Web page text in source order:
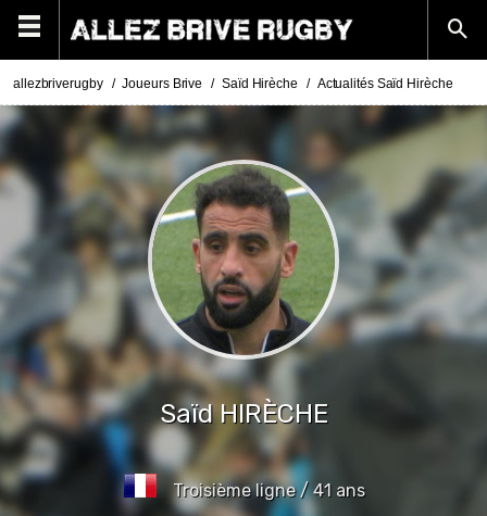
allezbriverugby Joueurs Brive Saïd Hirèche Actualités Saïd Hirèche
SaïdHIRÈCHE
Troisième ligne / 41 ans